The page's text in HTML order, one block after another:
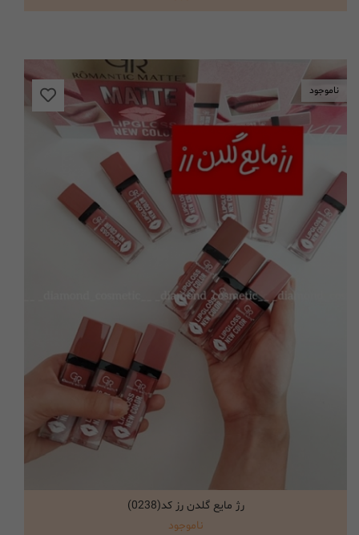
ناموجود
انتخاب گزینه ها
رژ مایع گلدن رز کد(0238)
ناموجود